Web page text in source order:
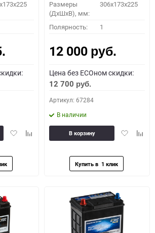
ДобавитьДобавить
Размеры
(ДхШхВ), мм:
306x173x225
Полярность: 1
12 000 руб.
Цена без ECOном скидки:
12 700 руб.
Артикул: 67284
В наличии
Добавить
В корзину